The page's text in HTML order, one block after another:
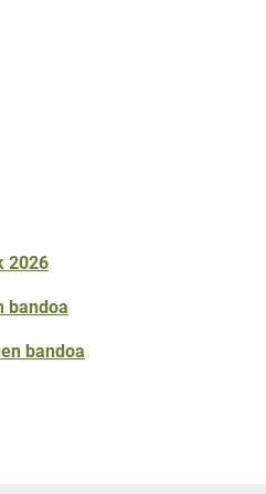
2026
bandoa
bandoa